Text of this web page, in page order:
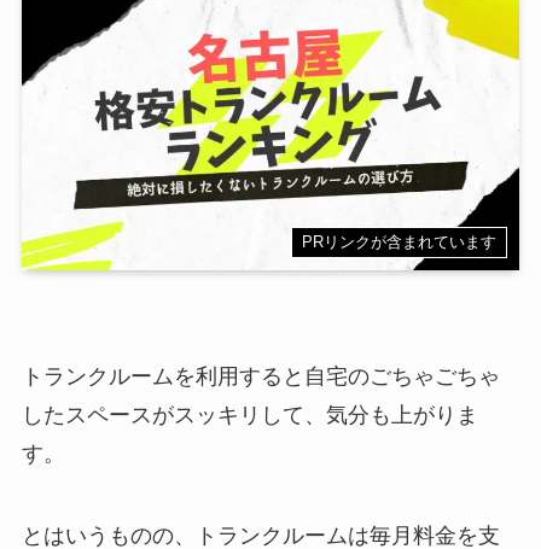
PRリンクが含まれています
トランクルームを利用すると自宅のごちゃごちゃ
したスペースがスッキリして、気分も上がりま
す。
とはいうものの、トランクルームは毎月料金を支